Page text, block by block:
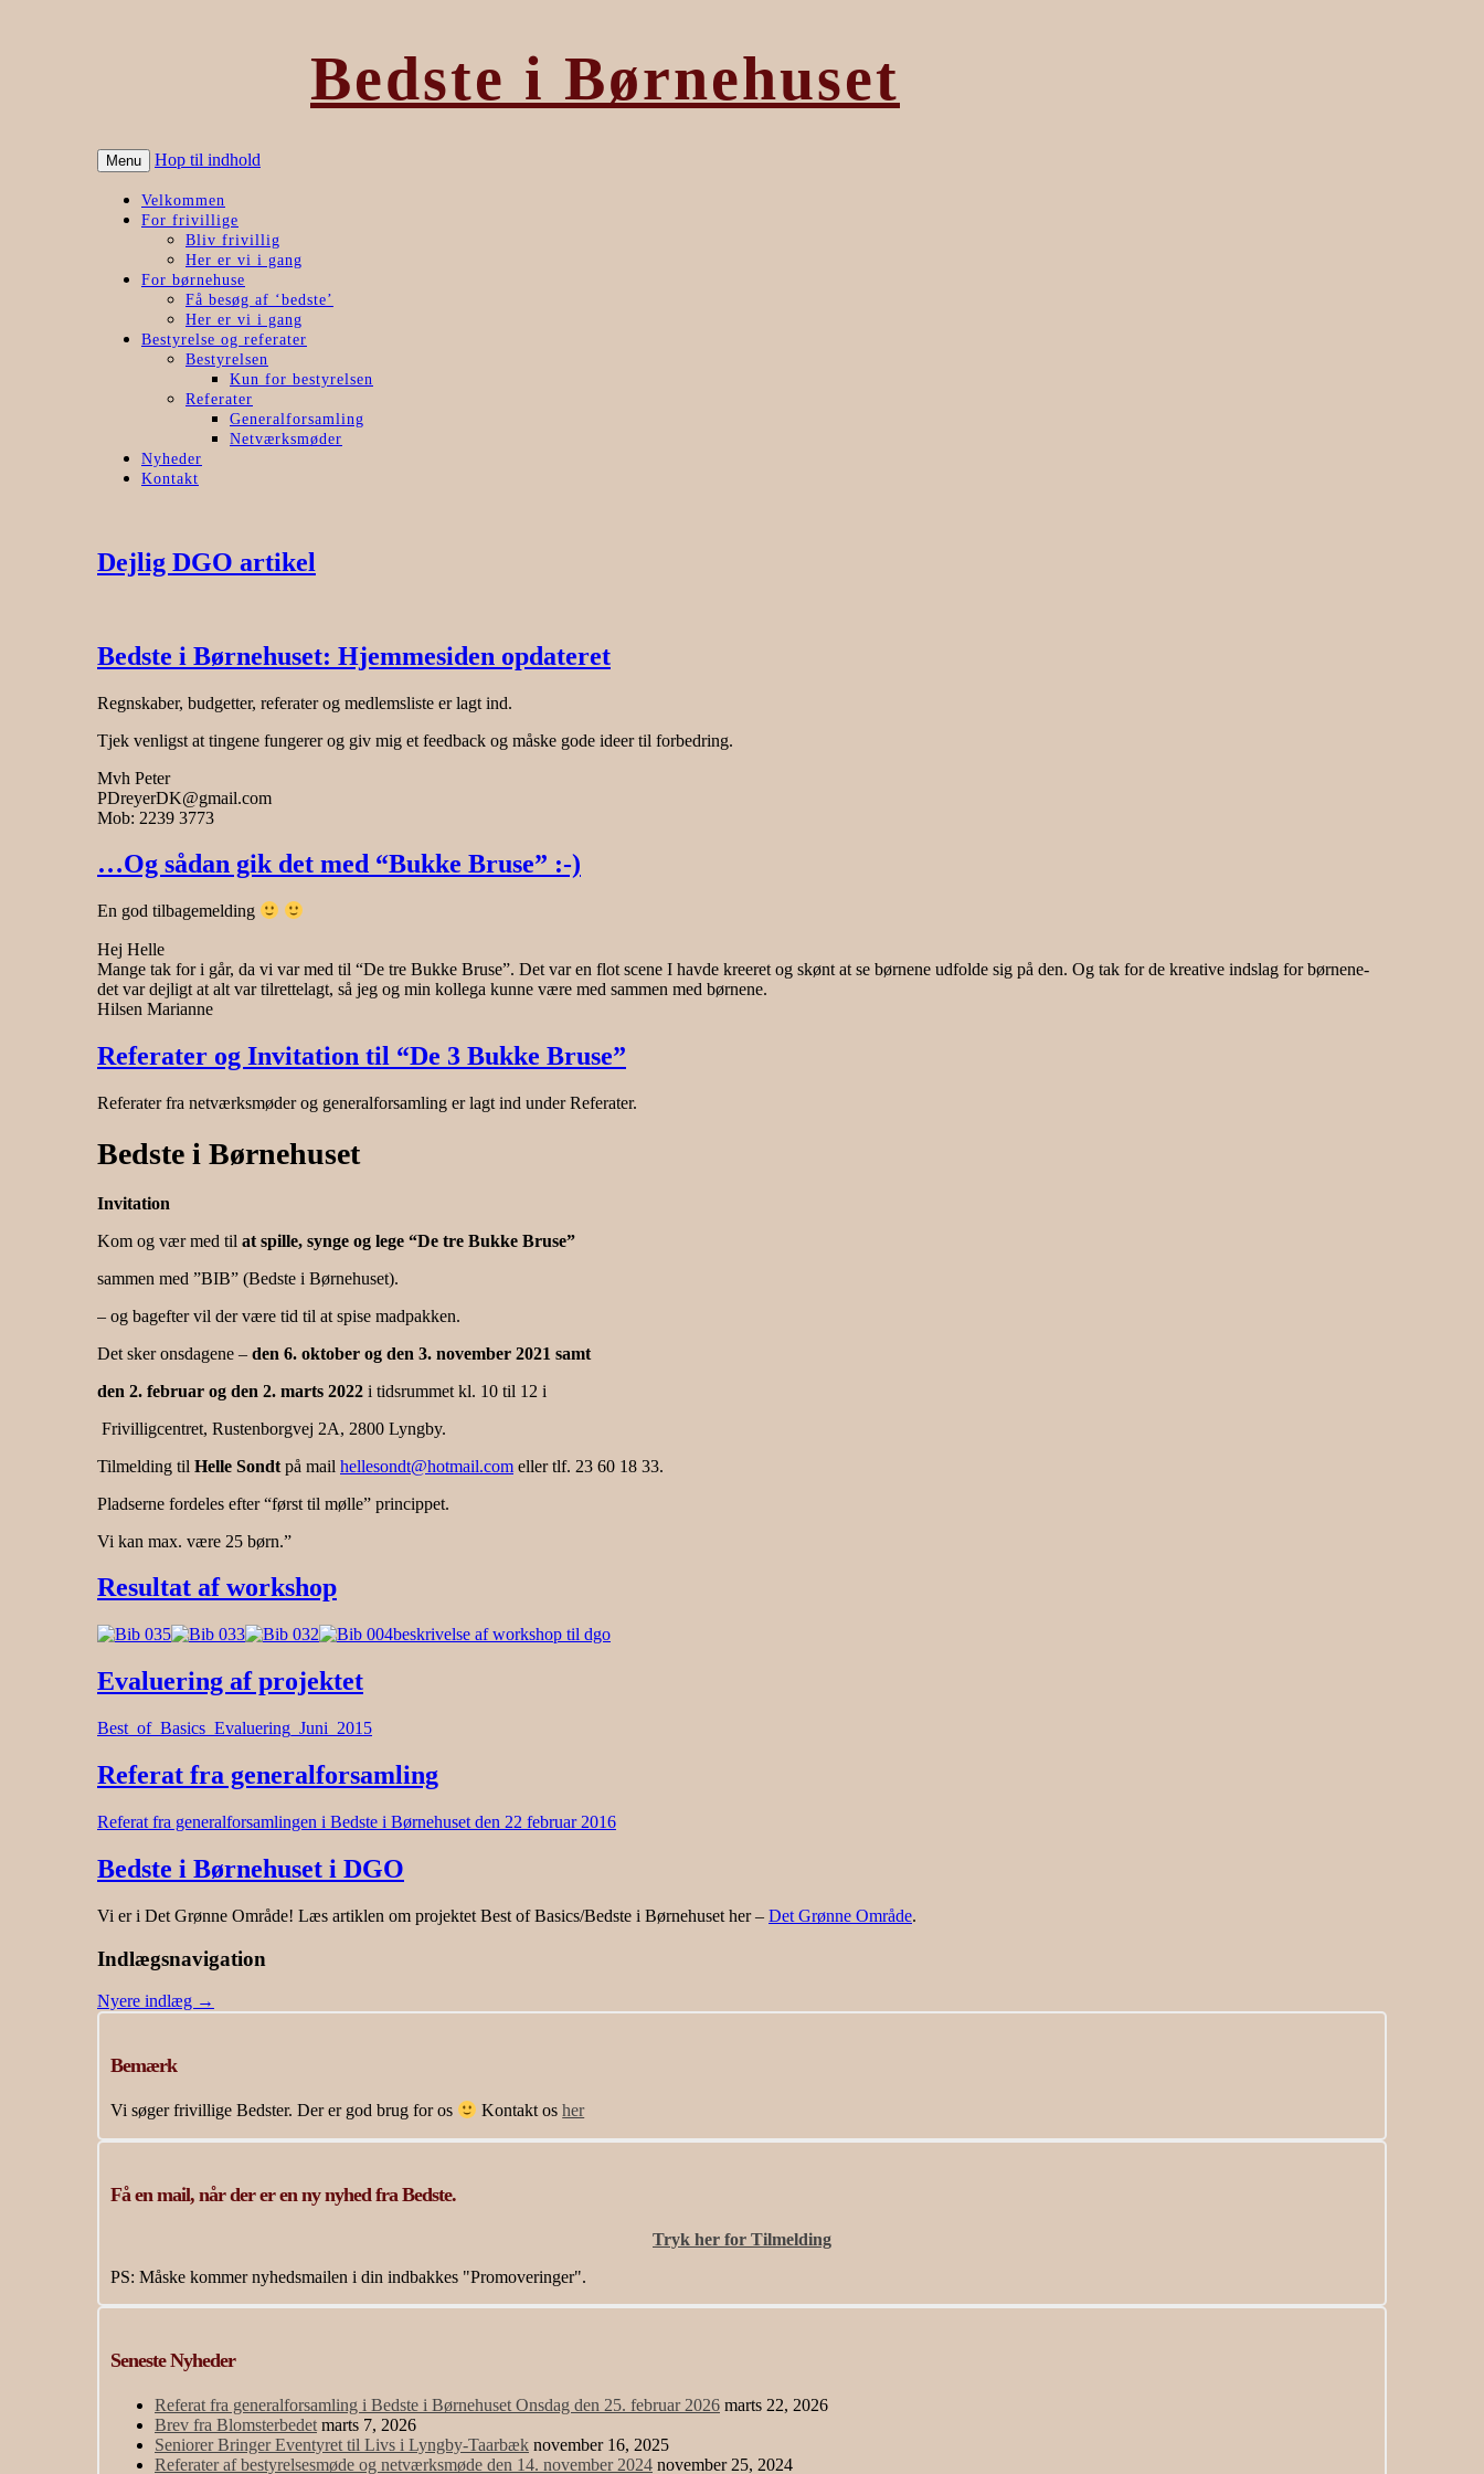
Bedste i Børnehuset
Menu Hop til indhold
Velkommen
For frivillige
Bliv frivillig
Her er vi i gang
For børnehuse
Få besøg af ‘bedste’
Her er vi i gang
Bestyrelse og referater
Bestyrelsen
Kun for bestyrelsen
Referater
Generalforsamling
Netværksmøder
Nyheder
Kontakt
Dejlig DGO artikel
Bedste i Børnehuset: Hjemmesiden opdateret
Regnskaber, budgetter, referater og medlemsliste er lagt ind.
Tjek venligst at tingene fungerer og giv mig et feedback og måske gode ideer til forbedring.
Mvh Peter
PDreyerDK@gmail.com
Mob: 2239 3773
…Og sådan gik det med “Bukke Bruse” :-)
En god tilbagemelding
Hej Helle
Mange tak for i går, da vi var med til “De tre Bukke Bruse”. Det var en flot scene I havde kreeret og skønt at se børnene udfolde sig på den. Og tak for de kreative indslag for børnene-
det var dejligt at alt var tilrettelagt, så jeg og min kollega kunne være med sammen med børnene.
Hilsen Marianne
Referater og Invitation til “De 3 Bukke Bruse”
Referater fra netværksmøder og generalforsamling er lagt ind under Referater.
Bedste i Børnehuset
Invitation
Kom og vær med til at spille, synge og lege “De tre Bukke Bruse”
sammen med ”BIB” (Bedste i Børnehuset).
– og bagefter vil der være tid til at spise madpakken.
Det sker onsdagene – den 6. oktober og den 3. november 2021 samt
den 2. februar og den 2. marts 2022 i tidsrummet kl. 10 til 12 i
Frivilligcentret, Rustenborgvej 2A, 2800 Lyngby.
Tilmelding til Helle Sondt på mail hellesondt@hotmail.com eller tlf. 23 60 18 33.
Pladserne fordeles efter “først til mølle” princippet.
Vi kan max. være 25 børn.”
Resultat af workshop
beskrivelse af workshop til dgo
Evaluering af projektet
Best_of_Basics_Evaluering_Juni_2015
Referat fra generalforsamling
Referat fra generalforsamlingen i Bedste i Børnehuset den 22 februar 2016
Bedste i Børnehuset i DGO
Vi er i Det Grønne Område! Læs artiklen om projektet Best of Basics/Bedste i Børnehuset her – Det Grønne Område.
Indlægsnavigation
Nyere indlæg →
Bemærk
Vi søger frivillige Bedster. Der er god brug for os Kontakt osher
Få en mail, når der er en ny nyhed fra Bedste.
Tryk her for Tilmelding
PS: Måske kommer nyhedsmailen i din indbakkes "Promoveringer".
Seneste Nyheder
Referat fra generalforsamling i Bedste i Børnehuset Onsdag den 25. februar 2026 marts 22, 2026
Brev fra Blomsterbedet marts 7, 2026
Seniorer Bringer Eventyret til Livs i Lyngby-Taarbæk november 16, 2025
Referater af bestyrelsesmøde og netværksmøde den 14. november 2024 november 25, 2024